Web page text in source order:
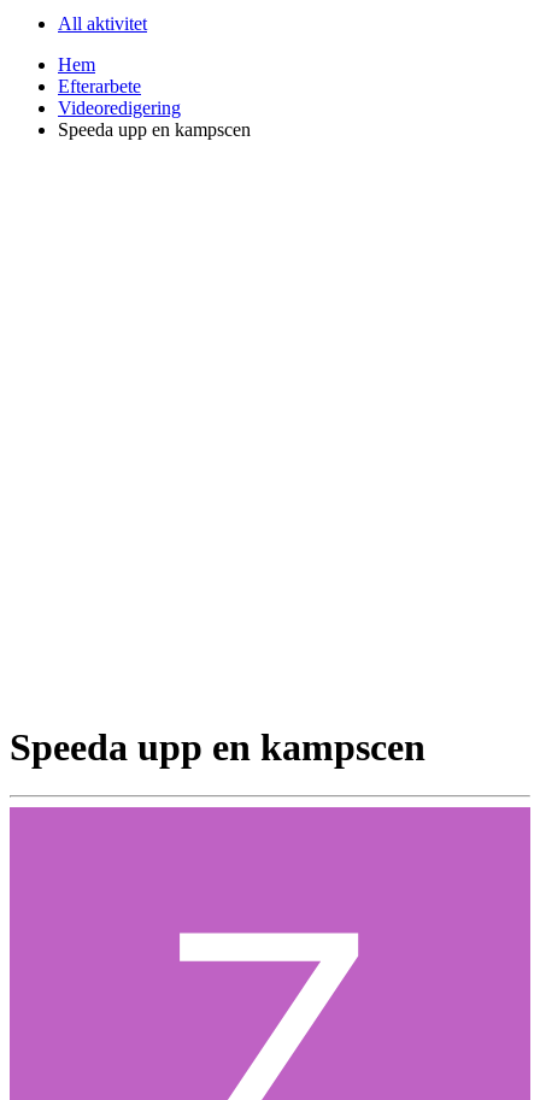
All aktivitet
Hem
Efterarbete
Videoredigering
Speeda upp en kampscen
Speeda upp en kampscen